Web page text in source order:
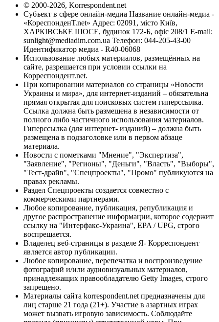
© 2000-2026, Korrespondent.net
Субъект в сфере онлайн-медиа Название онлайн-медиа -
«КореспонденТ.net» Адрес: 02091, місто Київ,
ХАРКІВСЬКЕ ШОСЕ, будинок 172-Б, офіс 208/1 E-mail:
sunlight@mediadim.com.ua Телефон: 044-205-43-00
Идентификатор медиа - R40-06068
Использование любых материалов, размещённых на
сайте, разрешается при условии ссылки на
Корреспондент.net.
При копировании материалов со страницы «Новости
Украины и мира», для интернет-изданий – обязательна
прямая открытая для поисковых систем гиперссылка.
Ссылка должна быть размещена в независимости от
полного либо частичного использования материалов.
Гиперссылка (для интернет- изданий) – должна быть
размещена в подзаголовке или в первом абзаце
материала.
Новости с пометками "Мнение", "Экспертиза",
"Заявление", "Регионы", "Деньги", "Власть", "Выборы",
"Тест-драйв", "Спецпроекты", "Промо" публикуются на
правах рекламы.
Раздел Спецпроекты создается совместно с
коммерческими партнерами.
Любое копирование, публикация, републикация и
другое распространение информации, которое содержит
ссылку на "Интерфакс-Украина", EPA / UPG, строго
воспрещается.
Владелец веб-страницы в разделе Я- Корреспондент
является автор публикации.
Любое копирование, перепечатка и воспроизведение
фотографий и/или аудиовизуальных материалов,
принадлежащих правообладателю Getty Images, строго
запрещено.
Материалы сайта korrespondent.net предназначены для
лиц старше 21 года (21+). Участие в азартных играх
может вызвать игровую зависимость. Соблюдайте